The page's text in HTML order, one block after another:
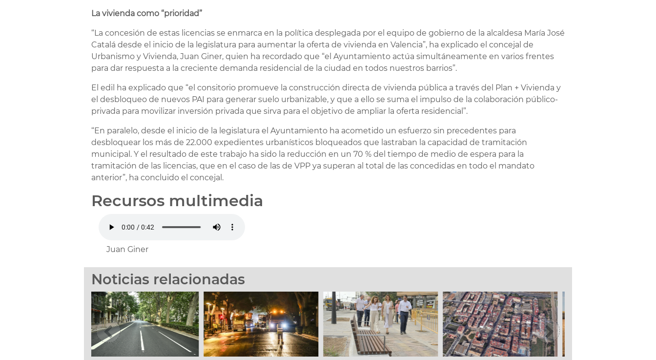
La vivienda como “prioridad”
“La concesión de estas licencias se enmarca en la política desplegada por el equipo de gobierno de la alcaldesa María José
Catalá desde el inicio de la legislatura para aumentar la oferta de vivienda en Valencia”, ha explicado el concejal de
Urbanismo y Vivienda, Juan Giner, quien ha recordado que “el Ayuntamiento actúa simultáneamente en varios frentes
para dar respuesta a la creciente demanda residencial de la ciudad en todos nuestros barrios”.
El edil ha explicado que “el consitorio promueve la construcción directa de vivienda pública a través del Plan + Vivienda y
el desbloqueo de nuevos PAI para generar suelo urbanizable, y que a ello se suma el impulso de la colaboración público-
privada para movilizar inversión privada que sirva para el objetivo de ampliar la oferta residencial”.
“En paralelo, desde el inicio de la legislatura el Ayuntamiento ha acometido un esfuerzo sin precedentes para
desbloquear los más de 22.000 expedientes urbanísticos bloqueados que lastraban la capacidad de tramitación
municipal. Y el resultado de este trabajo ha sido la reducción en un 70 % del tiempo de medio de espera para la
tramitación de las licencias, que en el caso de las de VPP ya superan al total de las concedidas en todo el mandato
anterior”, ha concluido el concejal.
Recursos multimedia
Juan Giner
Noticias relacionadas